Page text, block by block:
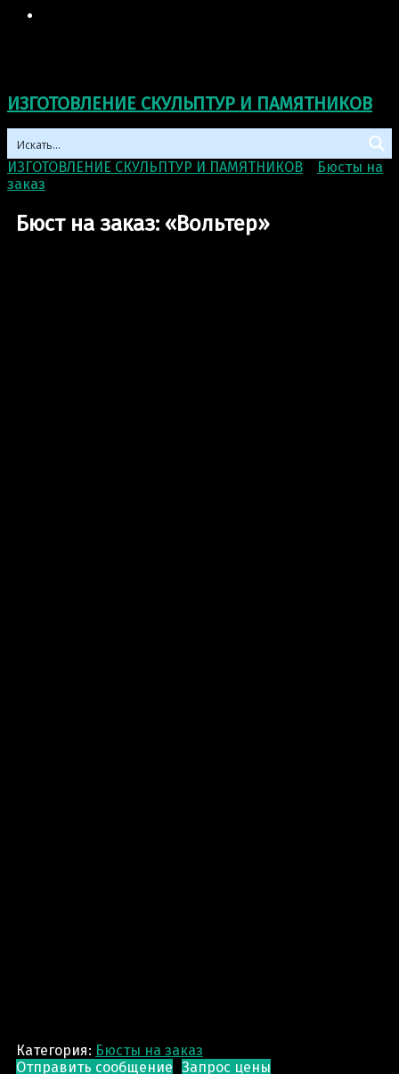
ИЗГОТОВЛЕНИЕ СКУЛЬПТУР И ПАМЯТНИКОВ
ИЗГОТОВЛЕНИЕ СКУЛЬПТУР И ПАМЯТНИКОВ
Бюсты на
заказ
Бюст на заказ: «Вольтер»
Категория: Бюсты на заказ
Отправить сообщение Запрос цены